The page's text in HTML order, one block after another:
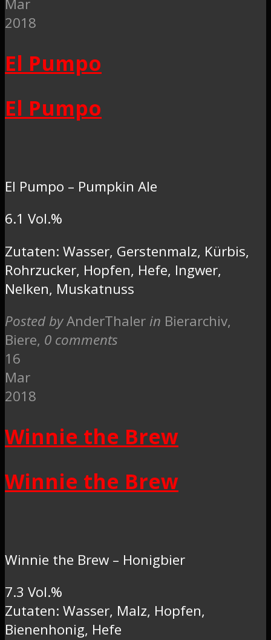
Mar
2018
El Pumpo
El Pumpo
El Pumpo – Pumpkin Ale
6.1 Vol.%
Zutaten: Wasser, Gerstenmalz, Kürbis,
Rohrzucker, Hopfen, Hefe, Ingwer,
Nelken, Muskatnuss
Posted byAnderThalerin Bierarchiv,
Biere, 0 comments
16
Mar
2018
Winnie the Brew
Winnie the Brew
Winnie the Brew – Honigbier
7.3 Vol.%
Zutaten: Wasser, Malz, Hopfen,
Bienenhonig, Hefe